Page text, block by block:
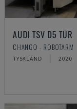
AUDI TSV D5 TÜR
CHANGO - ROBOTARM
TYSKLAND 2020